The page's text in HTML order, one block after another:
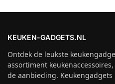
KEUKEN-GADGETS.NL
Ontdek de leukste
assortiment
de aanbieding.